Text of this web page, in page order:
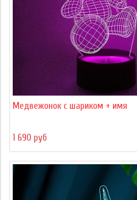
Медвежонок с шариком + имя
1 690 руб